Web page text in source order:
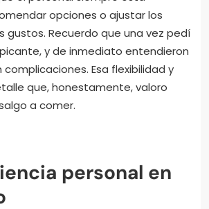
de todo el equipo. Más que
amigos compartiendo su
mexicana, lo que hizo que me
cada vez que iba. Ese trato
mí, convierte una buena comida
memorable.
gustos. Recuerdo que una vez pedí
y de inmediato entendieron
complicaciones. Esa flexibilidad y